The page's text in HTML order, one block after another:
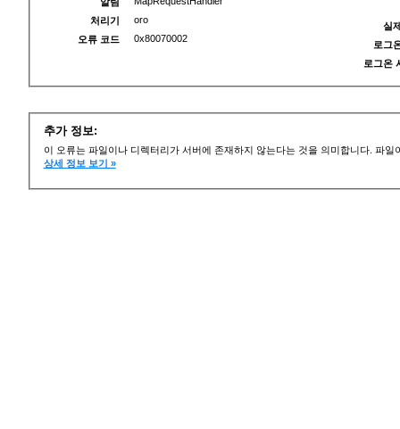
처리기
oro
오류 코드
0x80070002
실
로그
로그온
추가 정보:
이 오류는 파일이나 디렉터리가 서버에 존재하지 않는다는 것을 의미합니다. 파
상세 정보 보기 »